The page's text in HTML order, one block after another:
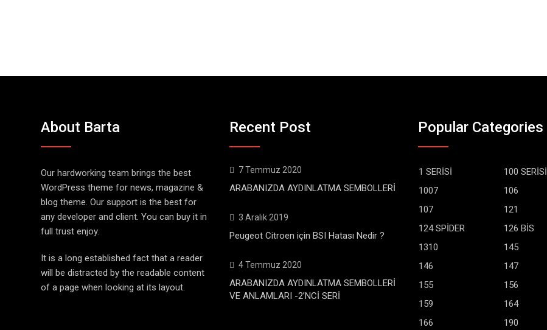
About Barta
Our hardworking team brings the best
WordPress theme for news, magazine &
blog theme. Our support is the best for
any developer and client. You can buy it in
full trust enjoy.
It is a long established fact that a reader
will be distracted by the readable content
of a page when looking at its layout.
Recent Post
7 Temmuz 2020
ARABANIZDA AYDINLATMA SEMBOLLERİ
3 Aralık 2019
Peugeot Citroen için BSI Hatası Nedir ?
4 Temmuz 2020
ARABANIZDA AYDINLATMA SEMBOLLERİ
VE ANLAMLARI -2’NCİ SERİ
Popular Categories
1 SERİSİ
100 SERİSİ
1007
106
107
121
124 SPİDER
126 BİS
1310
145
146
147
155
156
159
164
166
190